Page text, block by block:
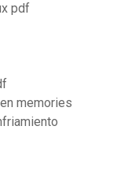
pdf
memories